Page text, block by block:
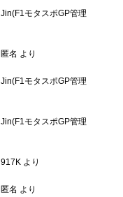
Jin(F1モタスポGP管理
匿名 より
Jin(F1モタスポGP管理
Jin(F1モタスポGP管理
917Kより
匿名 より